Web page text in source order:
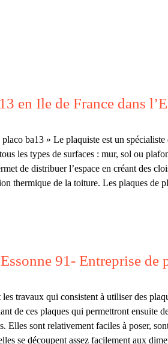
en Ile de France dans
ba13 » Le plaquiste est un
les types de surfaces : mur, sol ou
de distribuer l’espace en créant des
thermique de la toiture. Les plaques de
91- Entreprise de
travaux qui consistent à utiliser des
de ces plaques qui permettront ensuite
sont relativement faciles à poser,
se découpent assez facilement aux